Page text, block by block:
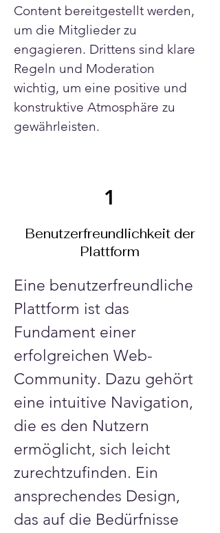
Content bereitgestellt werden,
um die Mitglieder zu
engagieren. Drittens sind klare
Regeln und Moderation
wichtig, um eine positive und
konstruktive Atmosphäre zu
gewährleisten.
1
Benutzerfreundlichkeit der
Plattform
Eine benutzerfreundliche
Plattform ist das
Fundament einer
erfolgreichen Web-
Community. Dazu gehört
eine intuitive Navigation,
die es den Nutzern
ermöglicht, sich leicht
zurechtzufinden. Ein
ansprechendes Design,
das auf die Bedürfnisse